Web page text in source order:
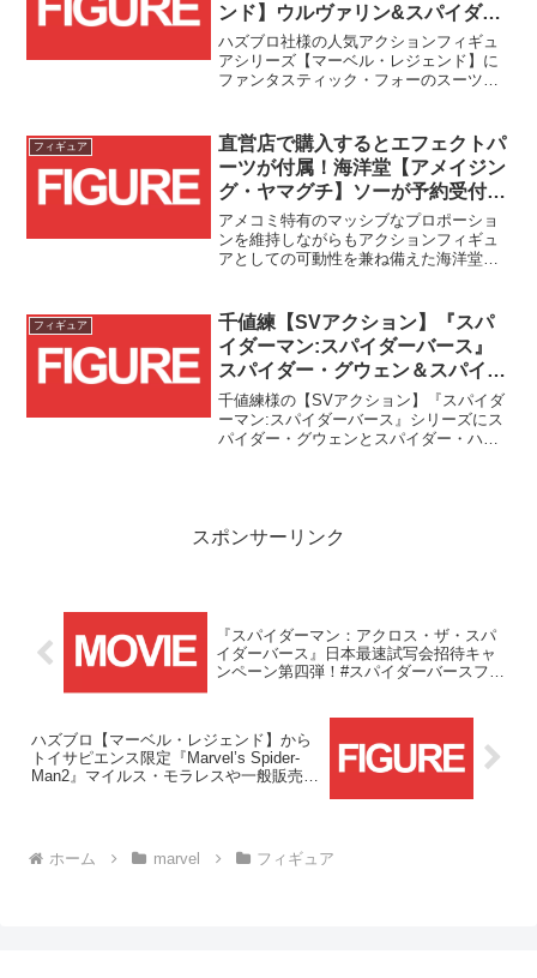
ンド】ウルヴァリン&スパイダー
マン(ファンタスティック・フォ
ー)[コミック]が予約受付開始！！
ハズブロ社様の人気アクションフィギュ
アシリーズ【マーベル・レジェンド】に
ファンタスティック・フォーのスーツを
フィギュア
直営店で購入するとエフェクトパ
ーツが付属！海洋堂【アメイジン
グ・ヤマグチ】ソーが予約受付
中！！
アメコミ特有のマッシブなプロポーショ
ンを維持しながらもアクションフィギュ
アとしての可動性を兼ね備えた海洋堂様
です！！海洋堂直営店(オンラインスト
ア、ホビーロビー東京/門...
フィギュア
千値練【SVアクション】『スパ
イダーマン:スパイダーバース』
スパイダー・グウェン＆スパイダ
ー・ハム予約受付スタート！！
千値練様の【SVアクション】『スパイダ
ーマン:スパイダーバース』シリーズにス
パイダー・グウェンとスパイダー・ハム
スポンサーリンク
『スパイダーマン：アクロス・ザ・スパ
イダーバース』日本最速試写会招待キャ
ンペーン第四弾！#スパイダーバースファ
ハズブロ【マーベル・レジェンド】から
トイサピエンス限定『Marvel’s Spider-
Man2』マイルス・モラレスや一般販売の
ホーム
marvel フィギュア